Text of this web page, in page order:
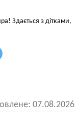
Здається з дітками,
07.08.2026